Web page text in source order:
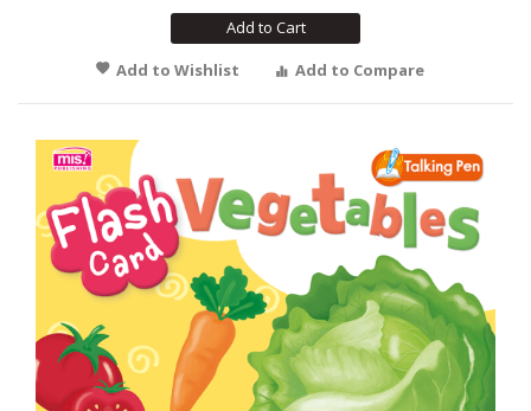
Add to Cart
Add to Wishlist
Add to Compare